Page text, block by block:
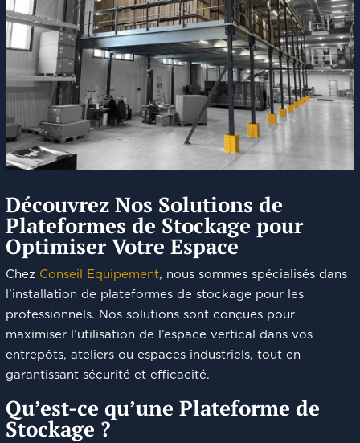
Découvrez Nos Solutions de
Plateformes de Stockage pour
Optimiser Votre Espace
Chez Conseil Equipement, nous sommes spécialisés dans
l’installation de plateformes de stockage pour les
professionnels. Nos solutions sont conçues pour
maximiser l’utilisation de l’espace vertical dans vos
entrepôts, ateliers ou espaces industriels, tout en
garantissant sécurité et efficacité.
Qu’est-ce qu’une Plateforme de
Stockage ?